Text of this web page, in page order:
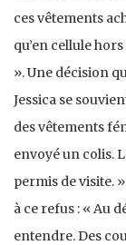
ces vêtements
qu’en cellule
». Une décision
Jessica se
des vêtements
envoyé un colis.
permis de visite.
à ce refus : « Au
entendre. Des